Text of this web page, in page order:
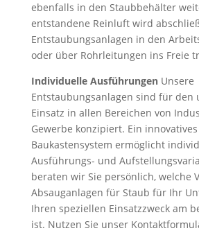
ebenfalls in den Staubbehälter
entstandene Reinluft wird
Entstaubungsanlagen in den
oder über Rohrleitungen ins Freie
Individuelle AusführungenUnsere
Entstaubungsanlagen sind für den
Einsatz in allen Bereichen von
Gewerbe konzipiert. Ein innovatives
Baukastensystem ermöglicht
Ausführungs- und
beraten wir Sie persönlich, welche
Absauganlagen für Staub für Ihr
Ihren speziellen Einsatzzweck am
ist. Nutzen Sie unser